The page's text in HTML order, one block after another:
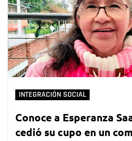
INTEGRACIÓN SOCIAL
Conoce a Esperanza
cedió su cupo en un